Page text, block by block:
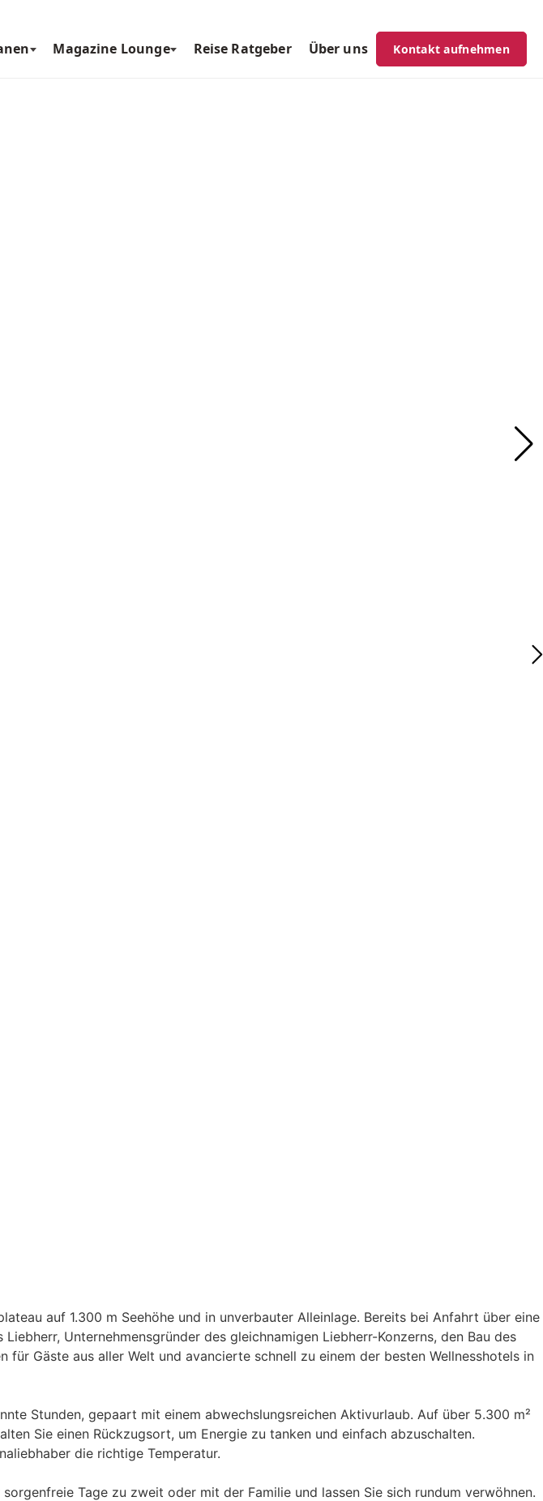
Magazine Lounge Reise Ratgeber Über uns Kontakt aufnehmen
auf 1.300 m Seehöhe und in unverbauter Alleinlage. Bereits bei Anfahrt über eine
Unternehmensgründer des gleichnamigen Liebherr-Konzerns, den Bau des
Gäste aus aller Welt und avancierte schnell zu einem der besten Wellnesshotels in
Stunden, gepaart mit einem abwechslungsreichen Aktivurlaub. Auf über 5.300 m²
Sie einen Rückzugsort, um Energie zu tanken und einfach abzuschalten.
die richtige Temperatur.
Tage zu zweit oder mit der Familie und lassen Sie sich rundum verwöhnen.